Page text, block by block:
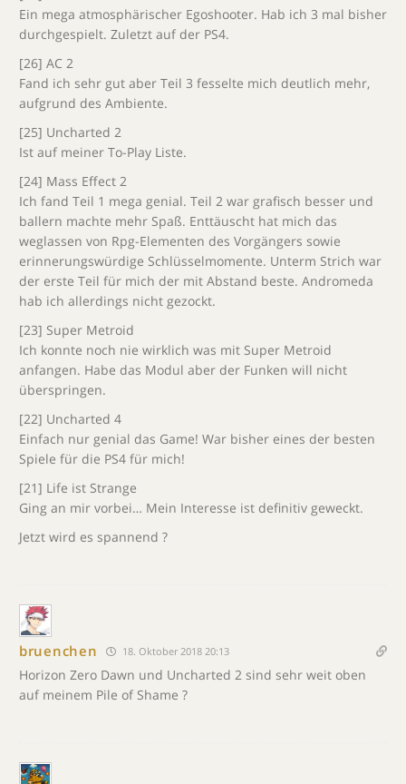
Ein mega atmosphärischer Egoshooter. Hab ich 3 mal bisher
durchgespielt. Zuletzt auf der PS4.
[26] AC 2
Fand ich sehr gut aber Teil 3 fesselte mich deutlich mehr,
aufgrund des Ambiente.
[25] Uncharted 2
Ist auf meiner To-Play Liste.
[24] Mass Effect 2
Ich fand Teil 1 mega genial. Teil 2 war grafisch besser und
ballern machte mehr Spaß. Enttäuscht hat mich das
weglassen von Rpg-Elementen des Vorgängers sowie
erinnerungswürdige Schlüsselmomente. Unterm Strich war
der erste Teil für mich der mit Abstand beste. Andromeda
hab ich allerdings nicht gezockt.
[23] Super Metroid
Ich konnte noch nie wirklich was mit Super Metroid
anfangen. Habe das Modul aber der Funken will nicht
überspringen.
[22] Uncharted 4
Einfach nur genial das Game! War bisher eines der besten
Spiele für die PS4 für mich!
[21] Life ist Strange
Ging an mir vorbei… Mein Interesse ist definitiv geweckt.
Jetzt wird es spannend ?
bruenchen 18. Oktober 2018 20:13
Horizon Zero Dawn und Uncharted 2 sind sehr weit oben
auf meinem Pile of Shame ?